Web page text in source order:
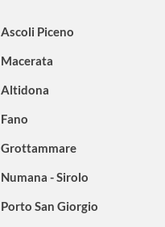
Ascoli Piceno
Macerata
Altidona
Fano
Grottammare
Numana - Sirolo
Porto San Giorgio